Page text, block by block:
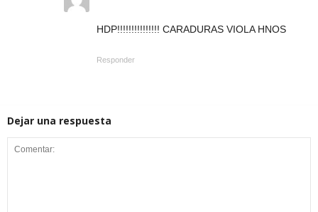
HDP!!!!!!!!!!!!!!! CARADURAS VIOLA HNOS
Responder
Dejar una respuesta